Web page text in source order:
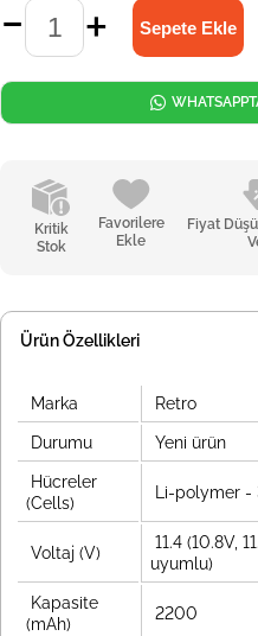
Kritik
Stok
Favorilere
Ekle
Fiyat
Ürün Özellikleri
Marka Retro
Durumu Yeni ürün
Hücreler
(Cells)
Li-polymer -
Voltaj (V)
11.4 (10.8V,
uyumlu)
Kapasite
(mAh)
2200